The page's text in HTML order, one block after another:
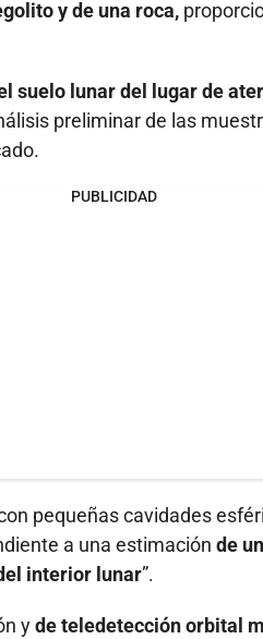
y de una roca,
suelo lunar del lugar de
preliminar de las
PUBLICIDAD
pequeñas cavidades
a una estimación de
interior lunar”.
yde teledetección orbital